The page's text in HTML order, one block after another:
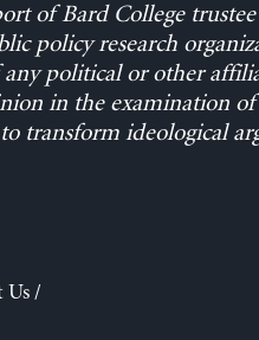
of Bard College trustee
policy research
political or other
in the examination
transform ideological
Us/